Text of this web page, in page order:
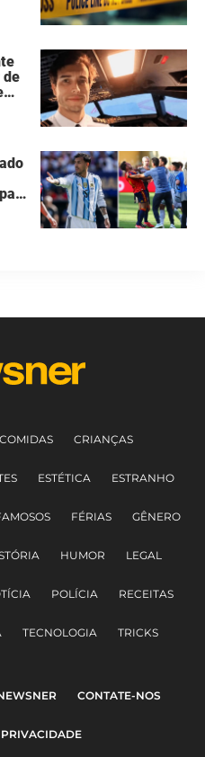
de
COMIDAS CRIANÇAS
ESTÉTICA ESTRANHO
FÉRIAS GÊNERO
HUMOR LEGAL
POLÍCIA RECEITAS
TECNOLOGIA TRICKS
CONTATE-NOS